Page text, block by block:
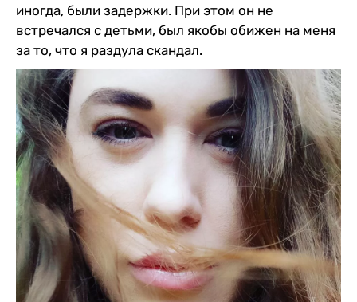
иногда, были задержки. При этом он не
встречался с детьми, был якобы обижен на меня
за то, что я раздула скандал.